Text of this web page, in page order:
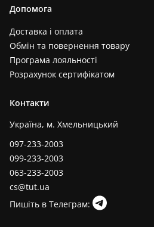
Допомога
Доставка і оплата
Обмін та повернення товару
Програма лояльності
Розрахунок сертифікатом
Контакти
Україна, м. Хмельницький
097-233-2003
099-233-2003
063-233-2003
cs@tut.ua
Пишіть в Телеграм: